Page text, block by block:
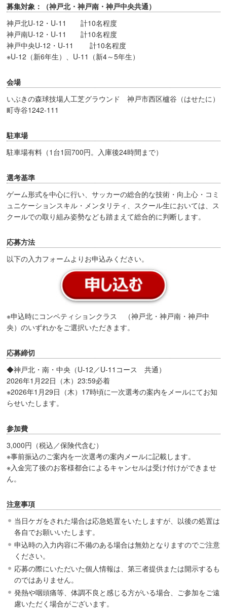
募集対象：（神戸北・神戸南・神戸中央共通）
神戸北U-12・U-11 計10名程度
神戸南U-12・U-11 計10名程度
神戸中央U-12・U-11 計10名程度
※U-12（新6年生）、U-11（新4～5年生）
会場
いぶきの森球技場人工芝グラウンド 神戸市西区櫨谷（はせたに）
町寺谷1242-111
駐車場
駐車場有料（1台1回700円。入庫後24時間まで）
選考基準
ゲーム形式を中心に行い、サッカーの総合的な技術・向上心・コミ
ュニケーションスキル・メンタリティ、スクール生においては、ス
クールでの取り組み姿勢なども踏まえて総合的に判断します。
応募方法
以下の入力フォームよりお申込みください。
※申込時にコンペティションクラス （神戸北・神戸南・神戸中
央）のいずれかをご選択いただきます。
応募締切
◆神戸北・南・中央（U-12／U-11コース 共通）
2026年1月22日（木）23:59必着
※2026年1月29日（木）17時頃に一次選考の案内をメールにてお知
らせいたします。
参加費
3,000円（税込／保険代含む）
※事前振込のご案内を一次選考の案内メールに記載します。
※入金完了後のお客様都合によるキャンセルは受け付けができませ
ん。
注意事項
当日ケガをされた場合は応急処置をいたしますが、以後の処置は
各自でお願いいたします。
申込時の入力内容に不備のある場合は無効となりますのでご注意
ください。
応募の際にいただいた個人情報は、第三者提供または開示するも
のではありません。
発熱や咽頭痛等、体調不良と感じる方がいる場合、ご参加をご遠
慮いただく場合がございます。